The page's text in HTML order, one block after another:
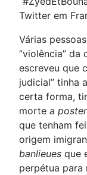
Twitter em
Várias
“violência” da
escreveu que
judicial” tinha
certa forma,
morte a
que tenham
origem
banlieues que
perpétua para